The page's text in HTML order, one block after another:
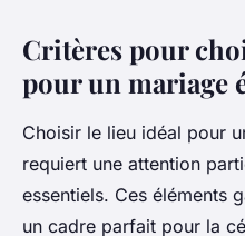
Critères pour
pour un mariage
Choisir le lieu idéal pour
requiert une attention
essentiels. Ces éléments
un cadre parfait pour la